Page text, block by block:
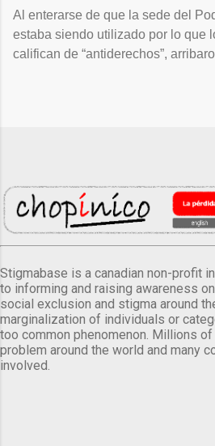
Al enterarse de que la sede del
estaba siendo utilizado por lo que
califican de “antiderechos”,
Stigmabase is a canadian non-profit
to informing and raising awareness
social exclusion and stigma around
marginalization of individuals or
too common phenomenon. Millions
problem around the world and many
involved.